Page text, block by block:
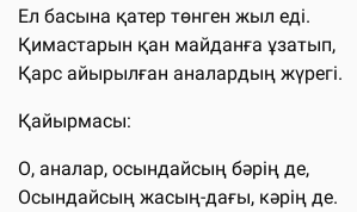
Ел басына қатер төнген жыл еді.
Қимастарын қан майданға ұзатып,
Қарс айырылған аналардың жүрегі.
Қайырмасы:
О, аналар, осындайсың бәрің де,
Осындайсың жасың-дағы, кәрің де.